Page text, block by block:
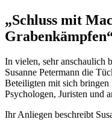
„Schluss mit
In vielen, sehr anschaulich
Susanne Petermann die
Beteiligten mit sich
Psychologen, Juristen und
Ihr Anliegen beschreibt